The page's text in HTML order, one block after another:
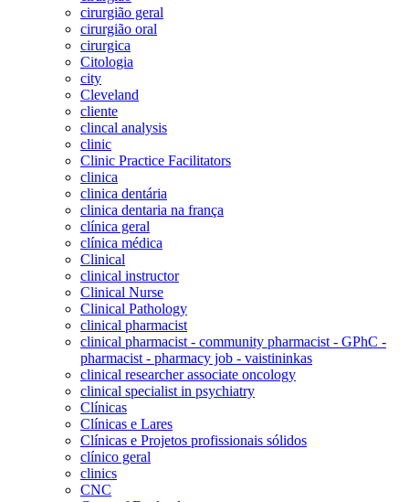
cirurgião geral
cirurgião oral
cirurgica
Citologia
city
Cleveland
cliente
clincal analysis
clinic
Clinic Practice Facilitators
clinica
clinica dentária
clinica dentaria na frança
clínica geral
clínica médica
Clinical
clinical instructor
Clinical Nurse
Clinical Pathology
clinical pharmacist
clinical pharmacist - community pharmacist - GPhC -
pharmacist - pharmacy job - vaistininkas
clinical researcher associate oncology
clinical specialist in psychiatry
Clínicas
Clínicas e Lares
Clínicas e Projetos profissionais sólidos
clínico geral
clinics
CNC